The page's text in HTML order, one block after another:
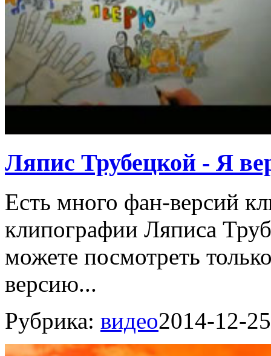
Ляпис Трубецкой - Я
Есть много фан-версий
клипографии Ляписа
можете посмотреть
версию...
Рубрика: видео2014-12-25